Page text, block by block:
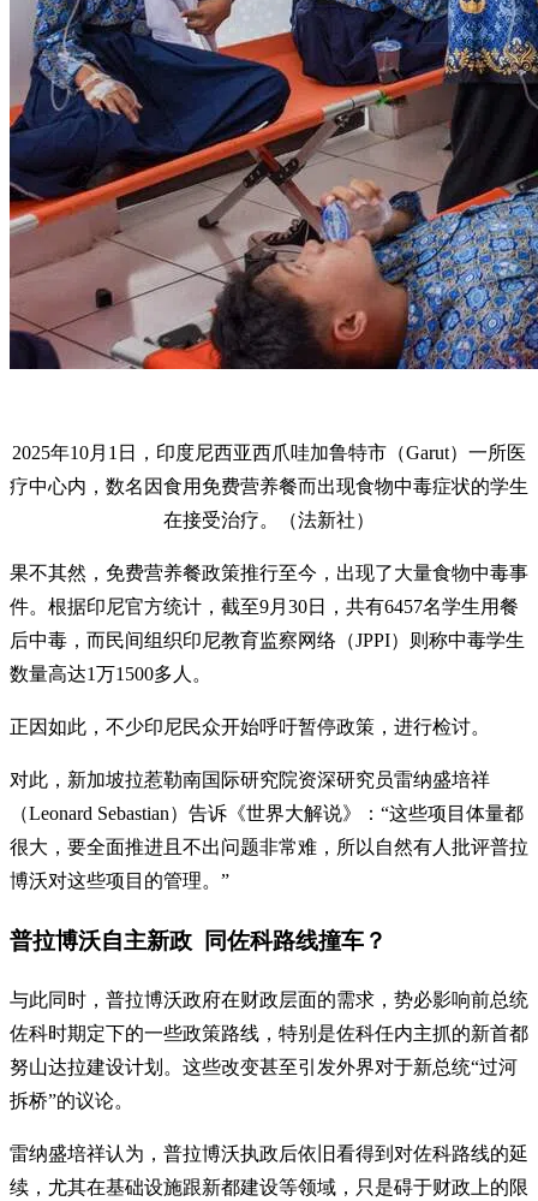
2025年10月1日，印度尼西亚西爪哇加鲁特市（Garut）一所医
疗中心内，数名因食用免费营养餐而出现食物中毒症状的学生
在接受治疗。（法新社）
果不其然，免费营养餐政策推行至今，出现了大量食物中毒事
件。根据印尼官方统计，截至9月30日，共有6457名学生用餐
后中毒，而民间组织印尼教育监察网络（JPPI）则称中毒学生
数量高达1万1500多人。
正因如此，不少印尼民众开始呼吁暂停政策，进行检讨。
对此，新加坡拉惹勒南国际研究院资深研究员雷纳盛培祥
（Leonard Sebastian）告诉《世界大解说》：“这些项目体量都
很大，要全面推进且不出问题非常难，所以自然有人批评普拉
博沃对这些项目的管理。”
普拉博沃自主新政 同佐科路线撞车？
与此同时，普拉博沃政府在财政层面的需求，势必影响前总统
佐科时期定下的一些政策路线，特别是佐科任内主抓的新首都
努山达拉建设计划。这些改变甚至引发外界对于新总统“过河
拆桥”的议论。
雷纳盛培祥认为，普拉博沃执政后依旧看得到对佐科路线的延
续，尤其在基础设施跟新都建设等领域，只是碍于财政上的限